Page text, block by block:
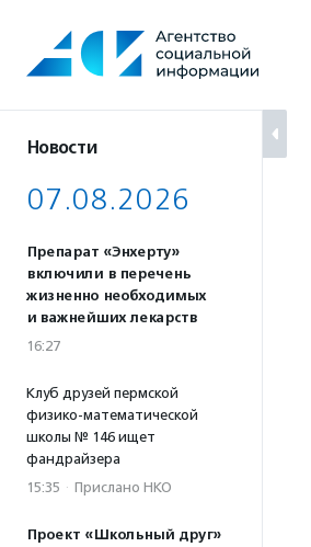
содержанию
Новости
07.08.2026
Препарат «Энхерту»
включили в перечень
жизненно необходимых
и важнейших лекарств
16:27
Клуб друзей пермской
физико-математической
школы № 146 ищет
фандрайзера
15:35 · Прислано НКО
Проект «Школьный друг»